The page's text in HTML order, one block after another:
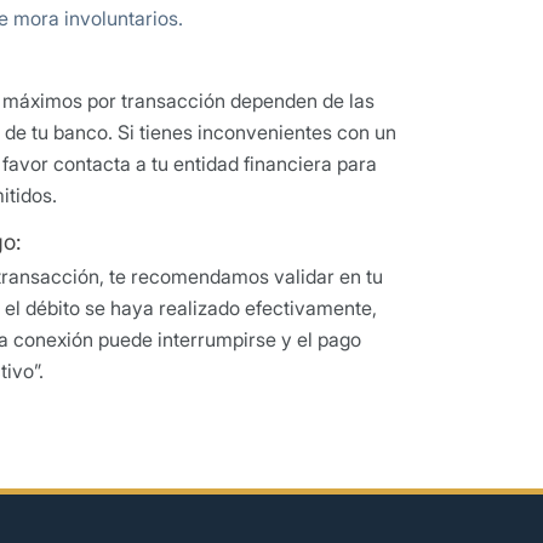
mora involuntarios.
por transacción dependen de las
tu banco. Si tienes inconvenientes con un
contacta a tu entidad financiera para
te recomendamos validar en tu
débito se haya realizado efectivamente,
conexión puede interrumpirse y el pago